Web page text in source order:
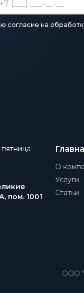
согласие на
пом. 1001
О
Услуги
Статьи
ООО